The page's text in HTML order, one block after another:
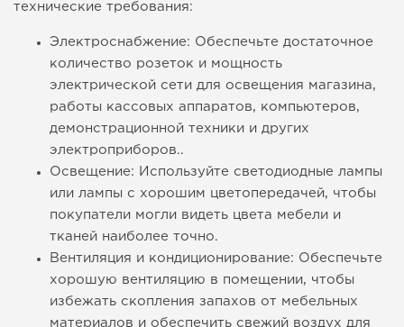
технические требования:
Электроснабжение: Обеспечьте достаточное
количество розеток и мощность
электрической сети для освещения магазина,
работы кассовых аппаратов, компьютеров,
демонстрационной техники и других
электроприборов..
Освещение: Используйте светодиодные лампы
или лампы с хорошим цветопередачей, чтобы
покупатели могли видеть цвета мебели и
тканей наиболее точно.
Вентиляция и кондиционирование: Обеспечьте
хорошую вентиляцию в помещении, чтобы
избежать скопления запахов от мебельных
материалов и обеспечить свежий воздух для